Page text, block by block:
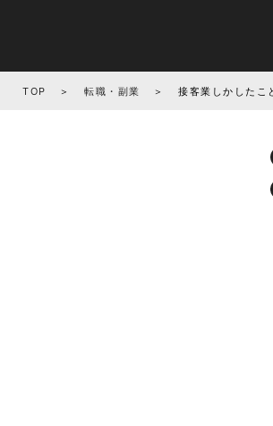
TOP 転職・副業 接客業しかしたこ